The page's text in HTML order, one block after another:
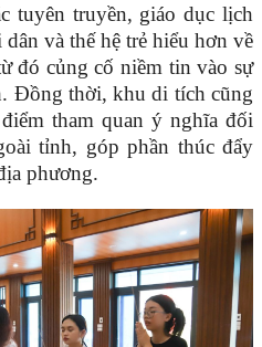
tuyên truyền, giáo dục lịch
và thế hệ trẻ hiểu hơn về
đó củng cố niềm tin vào sự
Đồng thời, khu di tích cũng
tham quan ý nghĩa đối
tỉnh, góp phần thúc đẩy
phương.